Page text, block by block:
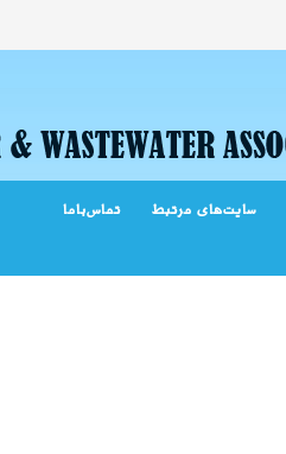
سایت‌‌های مرتبط
تماس‌باما